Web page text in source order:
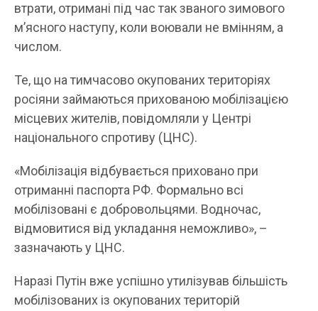
втрати, отримані під час так званого зимового
м’ясного наступу, коли воювали не вмінням, а
числом.
Те, що на тимчасово окупованих територіях
росіяни займаються прихованою мобілізацією
місцевих жителів, повідомляли у Центрі
національного спротиву (ЦНС).
«Мобілізація відбувається приховано при
отриманні паспорта РФ. Формально всі
мобілізовані є добровольцями. Водночас,
відмовитися від укладання неможливо», –
зазначають у ЦНС.
Наразі Путін вже успішно утилізував більшість
мобілізованих із окупованих територій